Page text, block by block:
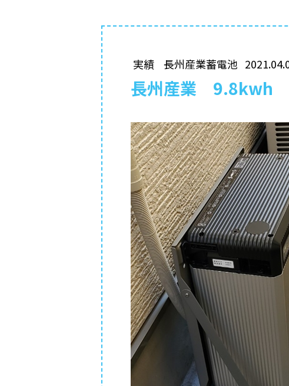
実績 長州産業蓄電池
長州産業 9.8kwh